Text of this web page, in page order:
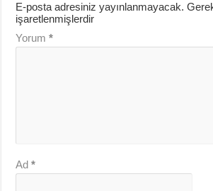
E-posta adresiniz yayınlanmayacak.
işaretlenmişlerdir
Yorum*
Ad*